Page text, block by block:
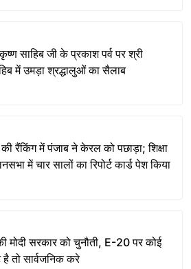
साहिब जी के प्रकाश पर्व पर श्री
में उमड़ा श्रद्धालुओं का सैलाब
रैंकिंग में पंजाब ने केरल को पछाड़ा; शिक्षा
में चार सालों का रिपोर्ट कार्ड पेश किया
मोदी सरकार को चुनौती, E-20 पर कोई
है तो सार्वजनिक करे